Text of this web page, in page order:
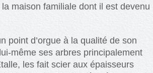
maison familiale dont il est devenu
point d’orgue à la qualité de son
même ses arbres principalement
les fait scier aux épaisseurs